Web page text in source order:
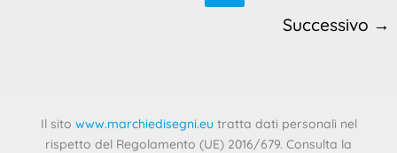
Successivo →
Il sito www.marchiedisegni.eu tratta dati personali nel
rispetto del Regolamento (UE) 2016/679. Consulta la